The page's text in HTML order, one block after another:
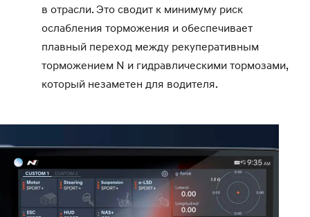
в отрасли. Это сводит к минимуму риск
ослабления торможения и обеспечивает
плавный переход между рекуперативным
торможением N и гидравлическими тормозами,
который незаметен для водителя.